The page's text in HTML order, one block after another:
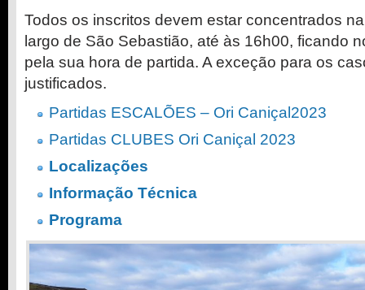
Todos os inscritos devem estar concentrados
largo de São Sebastião, até às 16h00, ficando
pela sua hora de partida. A exceção para os
justificados.
Partidas ESCALÕES – Ori Caniçal2023
Partidas CLUBES Ori Caniçal 2023
Localizações
Informação Técnica
Programa